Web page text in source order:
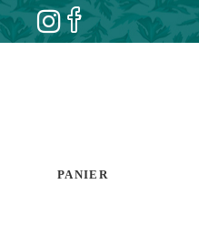
PANIER